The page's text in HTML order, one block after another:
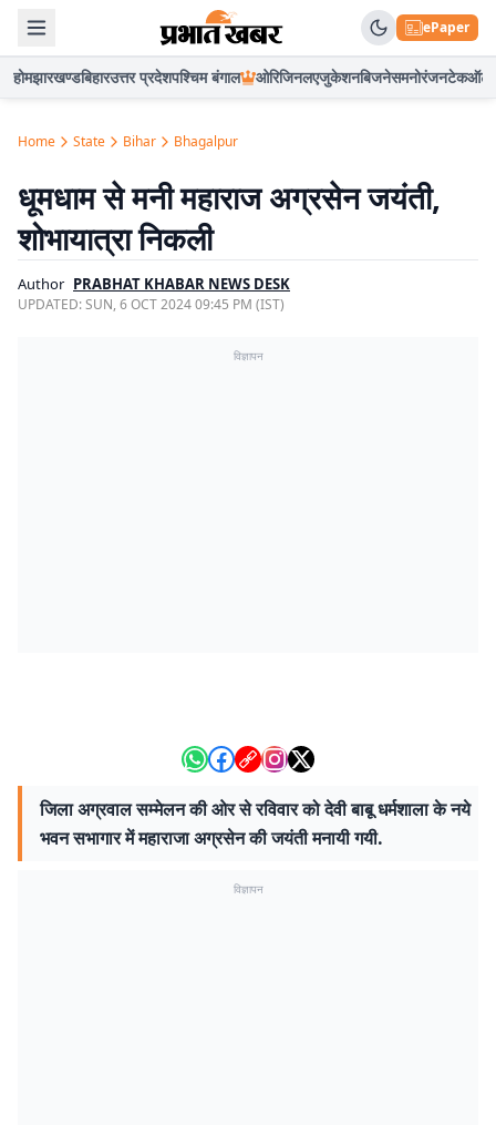
ePaper
होमझारखण्डबिहारउत्तर प्रदेशपश्चिम बंगाल ओरिजिनलएजुकेशनबिजनेसमनोरंजनटेकऑटो
Home State Bihar Bhagalpur
धूमधाम से मनी महाराज अग्रसेन जयंती,
शोभायात्रा निकली
Author PRABHAT KHABAR NEWS DESK
UPDATED:SUN, 6 OCT 2024 09:45 PM (IST)
विज्ञापन
जिला अग्रवाल सम्मेलन की ओर से रविवार को देवी बाबू धर्मशाला के नये
भवन सभागार में महाराजा अग्रसेन की जयंती मनायी गयी.
विज्ञापन